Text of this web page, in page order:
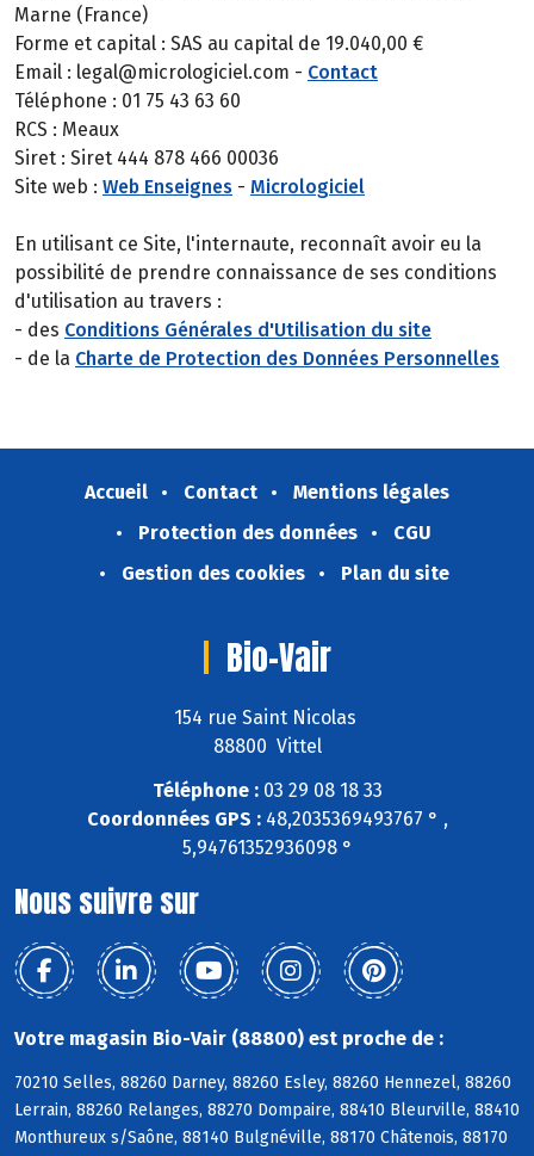
Marne (France)
Forme et capital : SAS au capital de 19.040,00 €
Email : legal@micrologiciel.com - Contact
Téléphone : 01 75 43 63 60
RCS : Meaux
Siret : Siret 444 878 466 00036
Site web : Web Enseignes - Micrologiciel
En utilisant ce Site, l'internaute, reconnaît avoir eu la
possibilité de prendre connaissance de ses conditions
d'utilisation au travers :
- des Conditions Générales d'Utilisation du site
- de la Charte de Protection des Données Personnelles
Accueil Contact
Mentions légales
Protection des données
CGU
Gestion des cookies
Plan du site
Bio-Vair
154 rue Saint Nicolas
88800 Vittel
Téléphone :03 29 08 18 33
Coordonnées GPS :48,2035369493767 ° ,
5,94761352936098 °
Nous suivre sur
Votre magasin Bio-Vair (88800) est proche de :
70210 Selles, 88260 Darney, 88260 Esley, 88260 Hennezel, 88260
Lerrain, 88260 Relanges, 88270 Dompaire, 88410 Bleurville, 88410
Monthureux s/Saône, 88140 Bulgnéville, 88170 Châtenois, 88170